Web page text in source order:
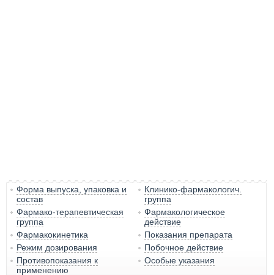
Форма выпуска, упаковка и
состав
Клинико-фармакологич.
группа
Фармако-терапевтическая
группа
Фармакологическое
действие
Фармакокинетика
Показания препарата
Режим дозирования
Побочное действие
Противопоказания к
применению
Особые указания